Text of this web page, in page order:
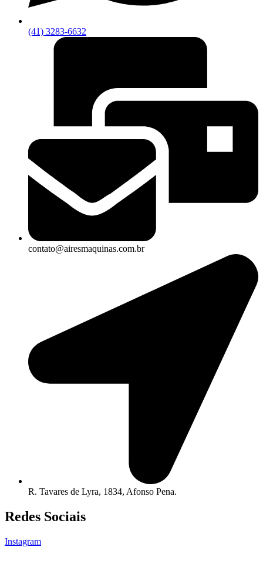
(41) 3283-6632
contato@airesmaquinas.com.br
R. Tavares de Lyra, 1834, Afonso Pena.
Redes Sociais
Instagram